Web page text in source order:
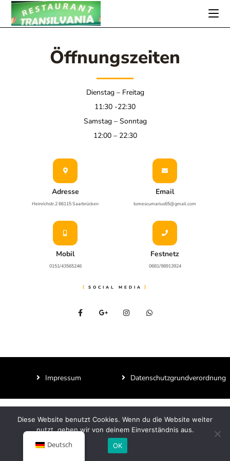
Öffnungszeiten
Dienstag – Freitag
11:30 -22:30
Samstag – Sonntag
12:00 – 22:30
Adresse
Heinrichstr.2 66115 Saarbrücken
Mobil
0151/43565246
Email
tomescumarius65@gmail.com
Festnetz
0681/98913924
SOCIAL MEDIA
Impressum Datenschutzgrundverordnung
Deutsch
Diese Website benutzt Cookies. Wenn du die Website weiter
nutzt, gehen wir von deinem Einverständnis aus.
OK